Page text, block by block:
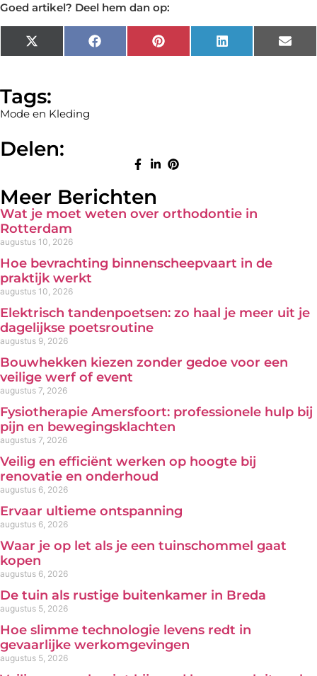
Goed artikel? Deel hem dan op:
X
(Twitter)
Facebook Pinterest LinkedIn
Tags:
Mode en Kleding
Delen:
Meer Berichten
Wat je moet weten over orthodontie in
Rotterdam
augustus 10, 2026
Hoe bevrachting binnenscheepvaart in de
praktijk werkt
augustus 10, 2026
Elektrisch tandenpoetsen: zo haal je meer uit je
dagelijkse poetsroutine
augustus 9, 2026
Bouwhekken kiezen zonder gedoe voor een
veilige werf of event
augustus 7, 2026
Fysiotherapie Amersfoort: professionele hulp bij
pijn en bewegingsklachten
augustus 7, 2026
Veilig en efficiënt werken op hoogte bij
renovatie en onderhoud
augustus 6, 2026
Ervaar ultieme ontspanning
augustus 6, 2026
Waar je op let als je een tuinschommel gaat
kopen
augustus 6, 2026
De tuin als rustige buitenkamer in Breda
augustus 5, 2026
Hoe slimme technologie levens redt in
gevaarlijke werkomgevingen
augustus 5, 2026